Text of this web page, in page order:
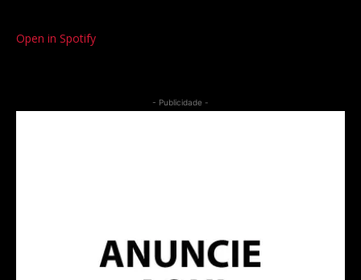
Open in Spotify
- Publicidade -